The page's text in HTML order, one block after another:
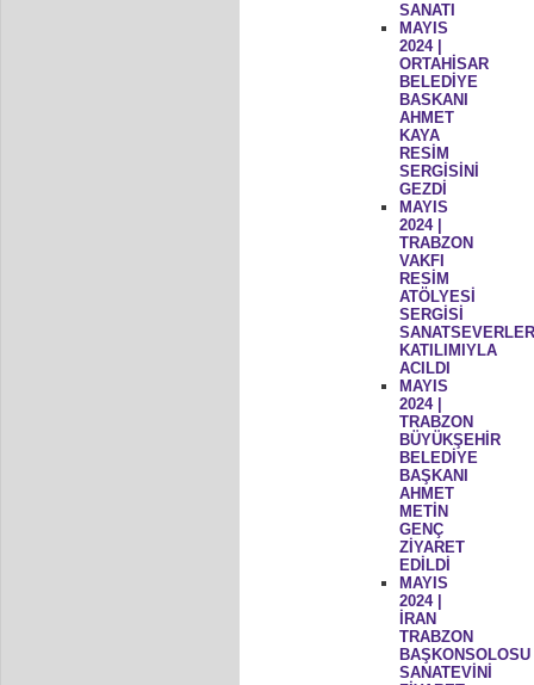
SANATI
MAYIS
2024 |
ORTAHİSAR
BELEDİYE
BASKANI
AHMET
KAYA
RESİM
SERGİSİNİ
GEZDİ
MAYIS
2024 |
TRABZON
VAKFI
RESİM
ATÖLYESİ
SERGİSİ
KATILIMIYLA
ACILDI
MAYIS
2024 |
TRABZON
BÜYÜKŞEHİR
BELEDİYE
BAŞKANI
AHMET
METİN
GENÇ
ZİYARET
EDİLDİ
MAYIS
2024 |
İRAN
TRABZON
BAŞKONSOLOSU
SANATEVİNİ